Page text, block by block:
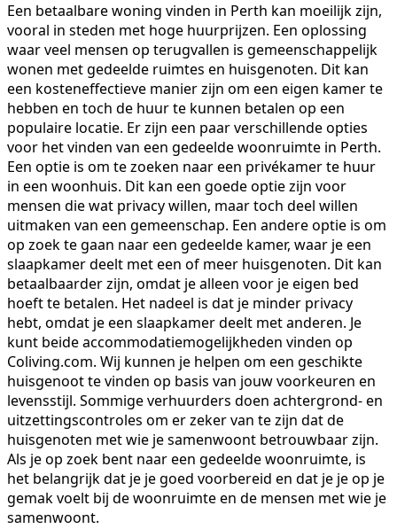
Een betaalbare woning vinden in Perth kan moeilijk zijn,
vooral in steden met hoge huurprijzen. Een oplossing
waar veel mensen op terugvallen is gemeenschappelijk
wonen met gedeelde ruimtes en huisgenoten. Dit kan
een kosteneffectieve manier zijn om een eigen kamer te
hebben en toch de huur te kunnen betalen op een
populaire locatie. Er zijn een paar verschillende opties
voor het vinden van een gedeelde woonruimte in Perth.
Een optie is om te zoeken naar een privékamer te huur
in een woonhuis. Dit kan een goede optie zijn voor
mensen die wat privacy willen, maar toch deel willen
uitmaken van een gemeenschap. Een andere optie is om
op zoek te gaan naar een gedeelde kamer, waar je een
slaapkamer deelt met een of meer huisgenoten. Dit kan
betaalbaarder zijn, omdat je alleen voor je eigen bed
hoeft te betalen. Het nadeel is dat je minder privacy
hebt, omdat je een slaapkamer deelt met anderen. Je
kunt beide accommodatiemogelijkheden vinden op
Coliving.com. Wij kunnen je helpen om een geschikte
huisgenoot te vinden op basis van jouw voorkeuren en
levensstijl. Sommige verhuurders doen achtergrond- en
uitzettingscontroles om er zeker van te zijn dat de
huisgenoten met wie je samenwoont betrouwbaar zijn.
Als je op zoek bent naar een gedeelde woonruimte, is
het belangrijk dat je je goed voorbereid en dat je je op je
gemak voelt bij de woonruimte en de mensen met wie je
samenwoont.